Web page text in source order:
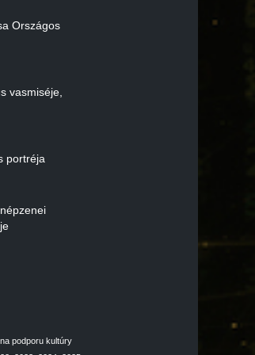
Országos
vasmiséje,
portréja
podporu kultúry